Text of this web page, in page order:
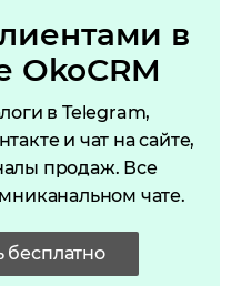
в
OkoCRM
в Telegram,
и чат на сайте,
продаж. Все
чате.
бесплатно